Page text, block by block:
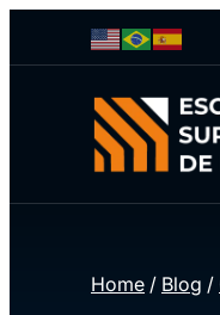
Home / Blog /